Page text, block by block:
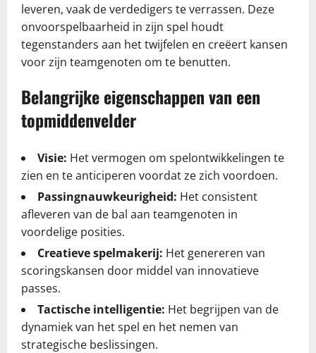
leveren, vaak de verdedigers te verrassen. Deze
onvoorspelbaarheid in zijn spel houdt
tegenstanders aan het twijfelen en creëert kansen
voor zijn teamgenoten om te benutten.
Belangrijke eigenschappen van een
topmiddenvelder
Visie: Het vermogen om spelontwikkelingen te
zien en te anticiperen voordat ze zich voordoen.
Passingnauwkeurigheid: Het consistent
afleveren van de bal aan teamgenoten in
voordelige posities.
Creatieve spelmakerij: Het genereren van
scoringskansen door middel van innovatieve
passes.
Tactische intelligentie: Het begrijpen van de
dynamiek van het spel en het nemen van
strategische beslissingen.